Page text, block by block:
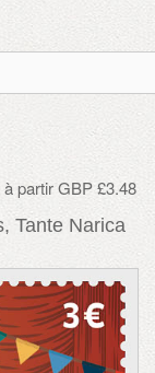
partir GBP £3.48
Tante Narica